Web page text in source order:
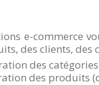
e-commerce
des clients, des
des
des produits